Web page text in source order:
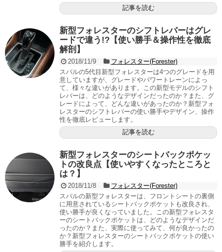
記事を読む
新型フォレスターのシフトレバーはグレ
ードで違う!?【使い勝手＆操作性を徹底
解剖】
2018/11/9
フォレスター(Forester)
スバルの5代目新型フォレスターは4つのグレードを用
意していますが、グレードやパワートレーンによっ
て、様々な違いがあります。この新型モデルのシフト
レバーは、どのようなデザインだったのか？また、グ
レードによって、どんな違いがあったのか？新型フォ
レスターのシフトレバーの使い勝手やデザイン、操作
性を徹底レビューします。
記事を読む
新型フォレスターのシートバックポケッ
トの改良点【使いやすくなったところと
は？】
2018/11/8
フォレスター(Forester)
スバルの新型フォレスターは、フロントシートの裏側
に用意されているシートバックポケットも改良され、
使い勝手が良くなっていました。この新型フォレスタ
ーのシートバックポケットは、どのようなデザインだ
ったのか？また、実際に使ってみて、何が良かったの
か？新型フォレスターのシートバックポケットの使い
勝手を紹介します。